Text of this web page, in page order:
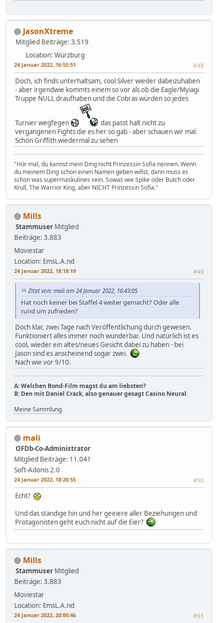
JasonXtreme
Mitglied Beiträge: 3.519
Location: Würzburg
24 Januar 2022, 16:55:51 #48
Doch, ich finds unterhaltsam, cool Silver wieder dabeizuhaben
- aber irgendwie kommts einem so vor als ob die Eagle/Myiagi
Truppe NULL draufhaben und die Cobras würden so jedes
Turnier wegfegen
das passt halt nicht zu
vergangenen Fights die es her so gab - aber schauen wir mal.
Schön Griffith wiedermal zu sehen
"Hör mal, du kannst mein Ding nicht Prinzessin Sofia nennen. Wenn
du meinem Ding schon einen Namen geben willst, dann muss es
schon was supermaskulines sein. Sowas wie Spike oder Butch oder
Krull, The Warrior King, aber NICHT Prinzessin Sofia."
Mills
Stammuser Mitglied
Beiträge: 3.883
Moviestar
Location: EmsL.A.nd
24 Januar 2022, 18:18:19 #49
Zitat von: mali am 24 Januar 2022, 16:43:05
Hat noch keiner bei Staffel 4 weiter gemacht? Oder alle
rund um zufrieden?
Doch klar, zwei Tage nach Veröffentlichung durch gewesen.
Funktioniert alles immer noch wunderbar. Und natürlich ist es
cool, wieder ein altes/neues Gesicht dabei zu haben - bei
Jason sind es anscheinend sogar zwei.
Nach wie vor 9/10.
A: Welchen Bond-Film magst du am liebsten?
B: Den mit Daniel Crack, also genauer gesagt Casino Neural.
Meine Sammlung
mali
OFDb-Co-Administrator
Mitglied Beiträge: 11.041
Soft-Adonis 2.0
24 Januar 2022, 18:20:55 #50
Echt?
Und das ständige hin und her geeiere aller Beziehungen und
Protagonisten geht euch nicht auf die Eier?
Mills
Stammuser Mitglied
Beiträge: 3.883
Moviestar
Location: EmsL.A.nd
24 Januar 2022, 20:00:46 #51